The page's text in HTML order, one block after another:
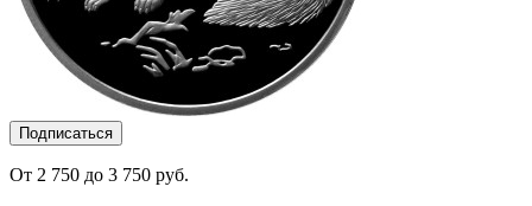
Подписаться
От 2 750 до 3 750 руб.